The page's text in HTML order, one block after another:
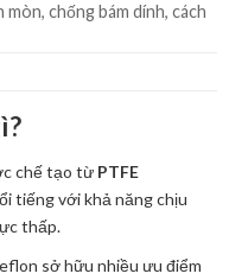
chống bám dính, cách
chế tạo từ PTFE
tiếng với khả năng chịu
thấp.
sở hữu nhiều ưu điểm